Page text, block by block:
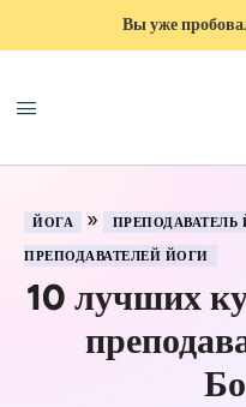
Вы уже
ЙОГА » ПРЕПОДАВАТЕЛЬ
ПРЕПОДАВАТЕЛЕЙ ЙОГИ
10 лучших